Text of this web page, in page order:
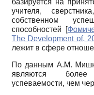
учителя,
собственном
способностей
[
The Development of,
лежит в сфере
По данным А.М.
являются
успеваемости, чем